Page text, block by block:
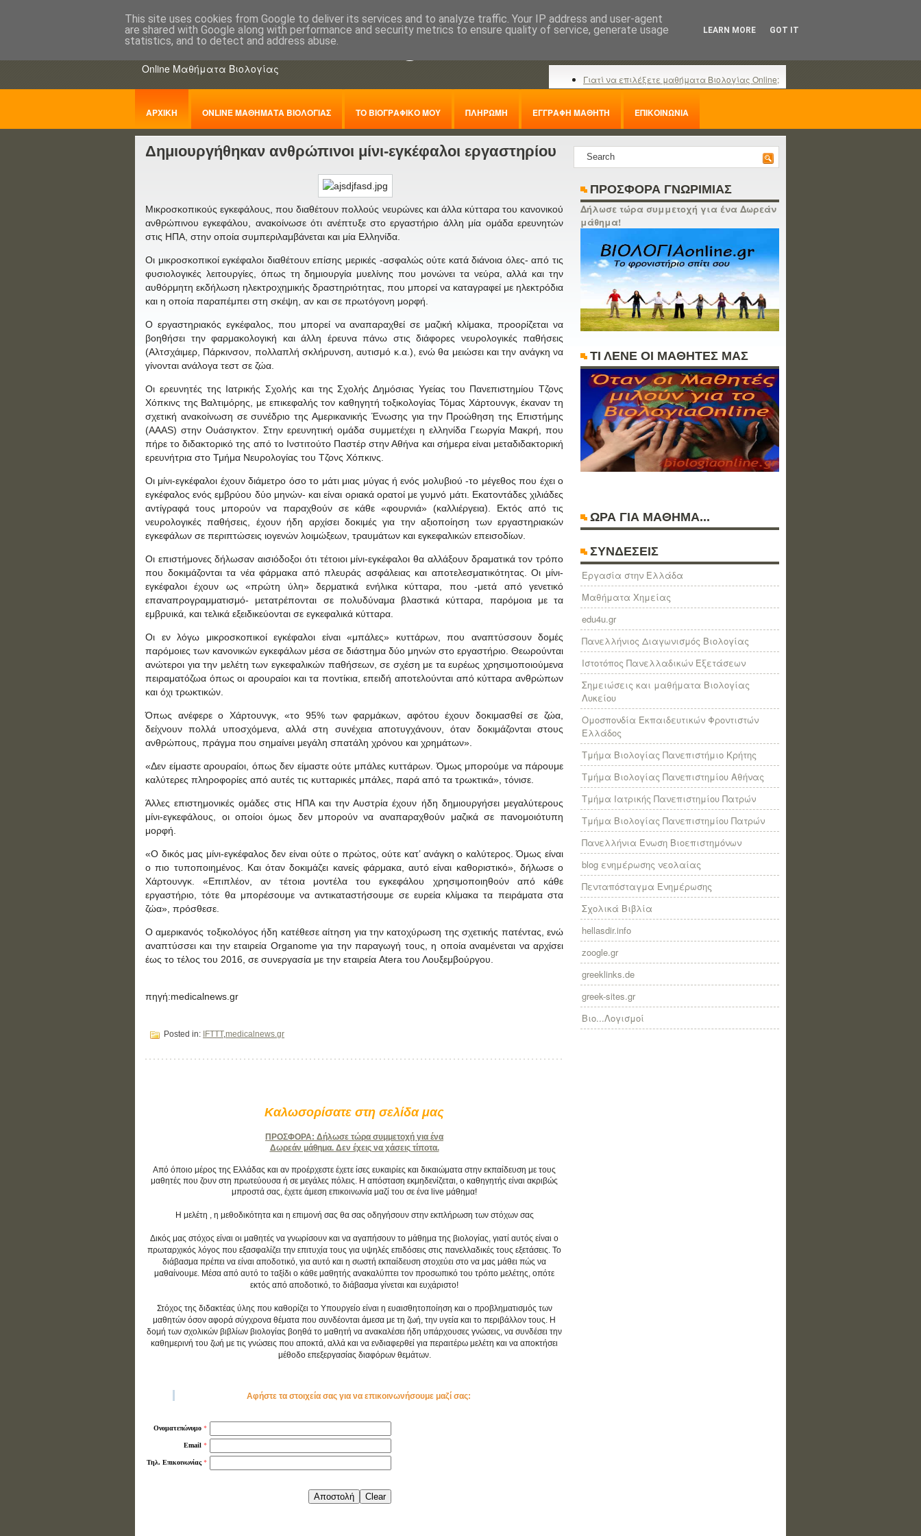
ΒΙΟΛΟΓΙΑonline.gr
Online Μαθήματα Βιολογίας
Γιατί να επιλέξετε μαθήματα Βιολογίας Online;
ΑΡΧΙΚΗ ONLINE ΜΑΘΗΜΑΤΑ ΒΙΟΛΟΓΙΑΣ ΤΟ ΒΙΟΓΡΑΦΙΚΟ ΜΟΥ ΠΛΗΡΩΜΗ ΕΓΓΡΑΦΗ ΜΑΘΗΤΗ ΕΠΙΚΟΙΝΩΝΙΑ
ΠΑΝΕΛΛΑΔΙΚΕΣ
Δημιουργήθηκαν ανθρώπινοι μίνι-εγκέφαλοι εργαστηρίου
Μικροσκοπικούς εγκεφάλους, που διαθέτουν πολλούς νευρώνες και άλλα κύτταρα του κανονικού
ανθρώπινου εγκεφάλου, ανακοίνωσε ότι ανέπτυξε στο εργαστήριο άλλη μία ομάδα ερευνητών
στις ΗΠΑ, στην οποία συμπεριλαμβάνεται και μία Ελληνίδα.
Οι μικροσκοπικοί εγκέφαλοι διαθέτουν επίσης μερικές -ασφαλώς ούτε κατά διάνοια όλες- από τις
φυσιολογικές λειτουργίες, όπως τη δημιουργία μυελίνης που μονώνει τα νεύρα, αλλά και την
αυθόρμητη εκδήλωση ηλεκτροχημικής δραστηριότητας, που μπορεί να καταγραφεί με ηλεκτρόδια
και η οποία παραπέμπει στη σκέψη, αν και σε πρωτόγονη μορφή.
Ο εργαστηριακός εγκέφαλος, που μπορεί να αναπαραχθεί σε μαζική κλίμακα, προορίζεται να
βοηθήσει την φαρμακολογική και άλλη έρευνα πάνω στις διάφορες νευρολογικές παθήσεις
(Αλτσχάιμερ, Πάρκινσον, πολλαπλή σκλήρυνση, αυτισμό κ.α.), ενώ θα μειώσει και την ανάγκη να
γίνονται ανάλογα τεστ σε ζώα.
Οι ερευνητές της Ιατρικής Σχολής και της Σχολής Δημόσιας Υγείας του Πανεπιστημίου Τζονς
Χόπκινς της Βαλτιμόρης, με επικεφαλής τον καθηγητή τοξικολογίας Τόμας Χάρτουνγκ, έκαναν τη
σχετική ανακοίνωση σε συνέδριο της Αμερικανικής Ένωσης για την Προώθηση της Επιστήμης
(AAAS) στην Ουάσιγκτον. Στην ερευνητική ομάδα συμμετέχει η ελληνίδα Γεωργία Μακρή, που
πήρε το διδακτορικό της από το Ινστιτούτο Παστέρ στην Αθήνα και σήμερα είναι μεταδιδακτορική
ερευνήτρια στο Τμήμα Νευρολογίας του Τζονς Χόπκινς.
Οι μίνι-εγκέφαλοι έχουν διάμετρο όσο το μάτι μιας μύγας ή ενός μολυβιού -το μέγεθος που έχει ο
εγκέφαλος ενός εμβρύου δύο μηνών- και είναι οριακά ορατοί με γυμνό μάτι. Εκατοντάδες χιλιάδες
αντίγραφά τους μπορούν να παραχθούν σε κάθε «φουρνιά» (καλλιέργεια). Εκτός από τις
νευρολογικές παθήσεις, έχουν ήδη αρχίσει δοκιμές για την αξιοποίηση των εργαστηριακών
εγκεφάλων σε περιπτώσεις ιογενών λοιμώξεων, τραυμάτων και εγκεφαλικών επεισοδίων.
Οι επιστήμονες δήλωσαν αισιόδοξοι ότι τέτοιοι μίνι-εγκέφαλοι θα αλλάξουν δραματικά τον τρόπο
που δοκιμάζονται τα νέα φάρμακα από πλευράς ασφάλειας και αποτελεσματικότητας. Οι μίνι-
εγκέφαλοι έχουν ως «πρώτη ύλη» δερματικά ενήλικα κύτταρα, που -μετά από γενετικό
επαναπρογραμματισμό- μετατρέπονται σε πολυδύναμα βλαστικά κύτταρα, παρόμοια με τα
εμβρυικά, και τελικά εξειδικεύονται σε εγκεφαλικά κύτταρα.
Οι εν λόγω μικροσκοπικοί εγκέφαλοι είναι «μπάλες» κυττάρων, που αναπτύσσουν δομές
παρόμοιες των κανονικών εγκεφάλων μέσα σε διάστημα δύο μηνών στο εργαστήριο. Θεωρούνται
ανώτεροι για την μελέτη των εγκεφαλικών παθήσεων, σε σχέση με τα ευρέως χρησιμοποιούμενα
πειραματόζωα όπως οι αρουραίοι και τα ποντίκια, επειδή αποτελούνται από κύτταρα ανθρώπων
και όχι τρωκτικών.
Όπως ανέφερε ο Χάρτουνγκ, «το 95% των φαρμάκων, αφότου έχουν δοκιμασθεί σε ζώα,
δείχνουν πολλά υποσχόμενα, αλλά στη συνέχεια αποτυγχάνουν, όταν δοκιμάζονται στους
ανθρώπους, πράγμα που σημαίνει μεγάλη σπατάλη χρόνου και χρημάτων».
«Δεν είμαστε αρουραίοι, όπως δεν είμαστε ούτε μπάλες κυττάρων. Όμως μπορούμε να πάρουμε
καλύτερες πληροφορίες από αυτές τις κυτταρικές μπάλες, παρά από τα τρωκτικά», τόνισε.
Άλλες επιστημονικές ομάδες στις ΗΠΑ και την Αυστρία έχουν ήδη δημιουργήσει μεγαλύτερους
μίνι-εγκεφάλους, οι οποίοι όμως δεν μπορούν να αναπαραχθούν μαζικά σε πανομοιότυπη
μορφή.
«Ο δικός μας μίνι-εγκέφαλος δεν είναι ούτε ο πρώτος, ούτε κατ’ ανάγκη ο καλύτερος. Όμως είναι
ο πιο τυποποιημένος. Και όταν δοκιμάζει κανείς φάρμακα, αυτό είναι καθοριστικό», δήλωσε ο
Χάρτουνγκ. «Επιπλέον, αν τέτοια μοντέλα του εγκεφάλου χρησιμοποιηθούν από κάθε
εργαστήριο, τότε θα μπορέσουμε να αντικαταστήσουμε σε ευρεία κλίμακα τα πειράματα στα
ζώα», πρόσθεσε.
Ο αμερικανός τοξικολόγος ήδη κατέθεσε αίτηση για την κατοχύρωση της σχετικής πατέντας, ενώ
αναπτύσσει και την εταιρεία Organome για την παραγωγή τους, η οποία αναμένεται να αρχίσει
έως το τέλος του 2016, σε συνεργασία με την εταιρεία Atera του Λουξεμβούργου.
πηγή:medicalnews.gr
Posted in: IFTTT,medicalnews.gr
Καλωσορίσατε στη σελίδα μας
ΠΡΟΣΦΟΡΑ: Δήλωσε τώρα συμμετοχή για ένα
Δωρεάν μάθημα. Δεν έχεις να χάσεις τίποτα.
Από όποιο μέρος της Ελλάδας και αν προέρχεστε έχετε ίσες ευκαιρίες και δικαιώματα στην εκπαίδευση με τους
μαθητές που ζουν στη πρωτεύουσα ή σε μεγάλες πόλεις. Η απόσταση εκμηδενίζεται, ο καθηγητής είναι ακριβώς
μπροστά σας, έχετε άμεση επικοινωνία μαζί του σε ένα live μάθημα!
Η μελέτη , η μεθοδικότητα και η επιμονή σας θα σας οδηγήσουν στην εκπλήρωση των στόχων σας
Δικός μας στόχος είναι οι μαθητές να γνωρίσουν και να αγαπήσουν το μάθημα της βιολογίας, γιατί αυτός είναι ο
πρωταρχικός λόγος που εξασφαλίζει την επιτυχία τους για υψηλές επιδόσεις στις πανελλαδικές τους εξετάσεις. Το
διάβασμα πρέπει να είναι αποδοτικό, για αυτό και η σωστή εκπαίδευση στοχεύει στο να μας μάθει πώς να
μαθαίνουμε. Μέσα από αυτό το ταξίδι ο κάθε μαθητής ανακαλύπτει τον προσωπικό του τρόπο μελέτης, οπότε
εκτός από αποδοτικό, το διάβασμα γίνεται και ευχάριστο!
Στόχος της διδακτέας ύλης που καθορίζει το Υπουργείο είναι η ευαισθητοποίηση και ο προβληματισμός των
μαθητών όσον αφορά σύγχρονα θέματα που συνδέονται άμεσα με τη ζωή, την υγεία και το περιβάλλον τους. Η
δομή των σχολικών βιβλίων βιολογίας βοηθά το μαθητή να ανακαλέσει ήδη υπάρχουσες γνώσεις, να συνδέσει την
καθημερινή του ζωή με τις γνώσεις που αποκτά, αλλά και να ενδιαφερθεί για περαιτέρω μελέτη και να αποκτήσει
μέθοδο επεξεργασίας διαφόρων θεμάτων.
Αφήστε τα στοιχεία σας για να επικοινωνήσουμε μαζί σας:
Ονοματεπώνυμο *
Email *
Τηλ. Επικοινωνίας *
ΠΡΟΣΦΟΡΑ ΓΝΩΡΙΜΙΑΣ
Δήλωσε τώρα συμμετοχή για ένα Δωρεάν
μάθημα!
ΤΙ ΛΕΝΕ ΟΙ ΜΑΘΗΤΕΣ ΜΑΣ
ΩΡΑ ΓΙΑ ΜΑΘΗΜΑ...
ΣΥΝΔΕΣΕΙΣ
Eργασία στην Ελλάδα
Μαθήματα Χημείας
edu4u.gr
Πανελλήνιος Διαγωνισμός Βιολογίας
Ιστοτόπος Πανελλαδικών Εξετάσεων
Σημειώσεις και μαθήματα Βιολογίας
Λυκείου
Ομοσπονδία Εκπαιδευτικών Φροντιστών
Ελλάδος
Τμήμα Βιολογίας Πανεπιστήμιο Κρήτης
Τμήμα Βιολογίας Πανεπιστημίου Αθήνας
Τμήμα Ιατρικής Πανεπιστημίου Πατρών
Τμήμα Βιολογίας Πανεπιστημίου Πατρών
Πανελλήνια Ένωση Βιοεπιστημόνων
blog ενημέρωσης νεολαίας
Πενταπόσταγμα Ενημέρωσης
Σχολικά Βιβλία
hellasdir.info
zoogle.gr
greeklinks.de
greek-sites.gr
Βιο...Λογισμοί
This site uses cookies from Google to deliver its services and to analyze traffic. Your IP address and user-agent
are shared with Google along with performance and security metrics to ensure quality of service, generate usage
statistics, and to detect and address abuse.
LEARN MORE GOT IT